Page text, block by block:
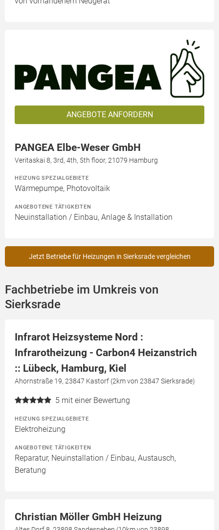
ANGEBOTE ANFORDERN
PANGEA Elbe-Weser GmbH
Veritaskai 8, 3rd, 4th, 5th floor, 21079 Hamburg
HEIZUNG SPEZIALGEBIETE
Wärmepumpe, Photovoltaik
ANGEBOTENE TÄTIGKEITEN
Neuinstallation / Einbau, Anlage & Installation
Jetzt Betriebe für Heizungen in Sierksrade vergleichen
Fachbetriebe im Umkreis von
Sierksrade
Infrarot Heizsysteme Nord :
Infrarotheizung - Carbon4 Heizanstrich
:: Lübeck, Hamburg, Kiel
Ahornstraße 19, 23847 Kastorf (2km von 23847 Sierksrade)
5 mit einer Bewertung
HEIZUNG SPEZIALGEBIETE
Elektroheizung
ANGEBOTENE TÄTIGKEITEN
Reparatur, Neuinstallation / Einbau, Austausch,
Beratung
Christian Möller GmbH Heizung